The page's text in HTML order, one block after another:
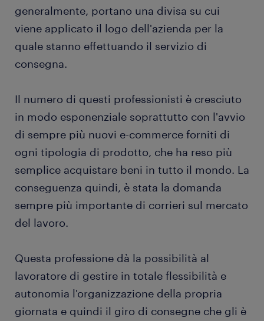
generalmente, portano una divisa su cui
viene applicato il logo dell'azienda per la
quale stanno effettuando il servizio di
consegna.
Il numero di questi professionisti è cresciuto
in modo esponenziale soprattutto con l'avvio
di sempre più nuovi e-commerce forniti di
ogni tipologia di prodotto, che ha reso più
semplice acquistare beni in tutto il mondo. La
conseguenza quindi, è stata la domanda
sempre più importante di corrieri sul mercato
del lavoro.
Questa professione dà la possibilità al
lavoratore di gestire in totale flessibilità e
autonomia l'organizzazione della propria
giornata e quindi il giro di consegne che gli è